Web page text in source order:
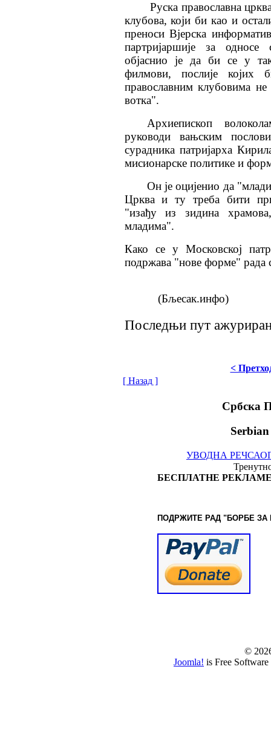
Руска православна црква
клубова, који би као и
преноси Вјерска
партријаршије за односе
објаснио је да би се у
филмови, послије
православним клубовима
вотка".
Архиепископ
руководи вањским
сурадника патријарха
мисионарске политике и
Он је оцијенио да
Црква и ту треба бити
"изађу из зидина
младима".
Како се у Московској
подржава "нове форме"
(Бљесак.инфо)
Последњи пут
<
[ Назад ]
Србска
УВОДНА РЕЧ
БЕСПЛАТНЕ
ПОДРЖИТЕ РАД "БОРБЕ ЗА
©
Joomla! is Free